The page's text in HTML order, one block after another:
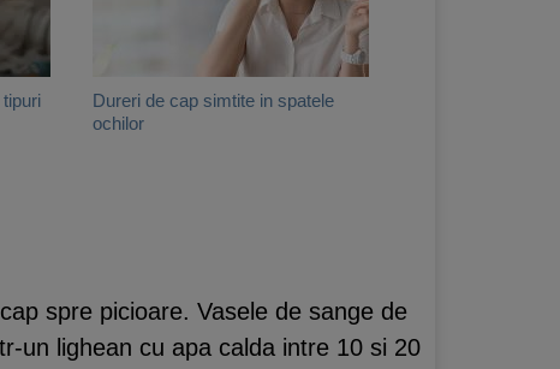
Dureri de cap simtite in spatele
ochilor
spre picioare. Vasele de sange de
un lighean cu apa calda intre 10 si 20